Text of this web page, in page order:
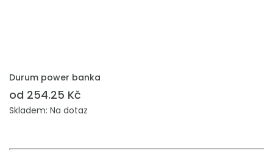
PŘIDAT DO POPTÁVKY
Durum power banka
od 254.25 Kč
Skladem: Na dotaz